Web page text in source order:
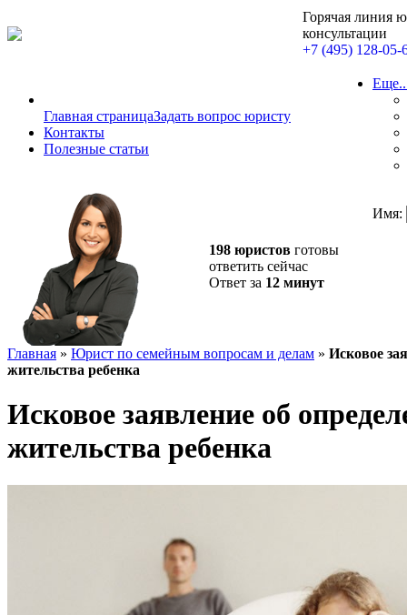
Горячая линия
консультации
+7 (495) 128-05-
Главная страницаЗадать вопрос юристу
Контакты
Полезные статьи
198 юристов готовы
ответить сейчас
Ответ за 12 минут
Имя:
Главная » Юрист по семейным вопросам и делам » Исковое
жительства ребенка
Исковое заявление об
жительства ребенка